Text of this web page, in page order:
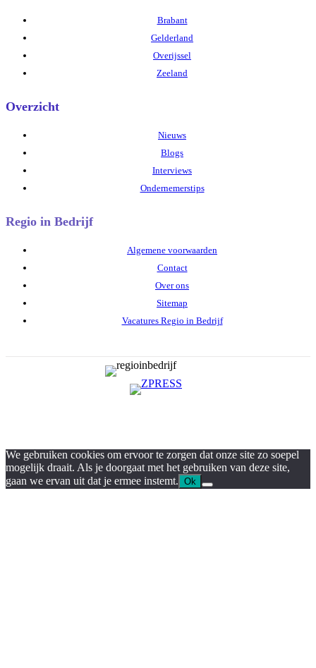
Brabant
Gelderland
Overijssel
Zeeland
Overzicht
Nieuws
Blogs
Interviews
Ondernemerstips
Regio in Bedrijf
Algemene voorwaarden
Contact
Over ons
Sitemap
Vacatures Regio in Bedrijf
We gebruiken cookies om ervoor te zorgen dat onze site zo soepel
mogelijk draait. Als je doorgaat met het gebruiken van deze site,
gaan we ervan uit dat je ermee instemt. Ok